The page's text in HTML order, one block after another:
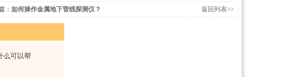
么可以帮
： 如何操作金属地下管线探测仪？ 返回列表>>